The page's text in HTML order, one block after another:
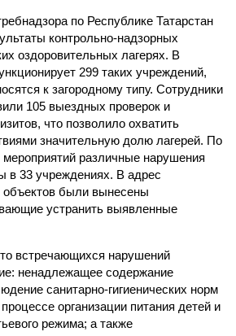
по Республике Татарстан
контрольно-надзорных
оздоровительных лагерях. В
299 таких учреждений,
к загородному типу. Сотрудники
105 выездных проверок и
что позволило охватить
значительную долю лагерей. По
различные нарушения
в 33 учреждениях. В адрес
объектов были вынесены
устранить выявленные
встречающихся нарушений
ненадлежащее содержание
санитарно-гигиенических норм
организации питания детей и
режима; а также